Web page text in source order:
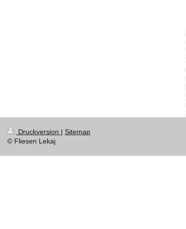
Druckversion | Sitemap
© Fliesen Lekaj